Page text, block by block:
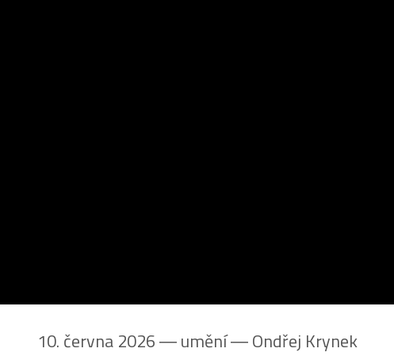
10. června 2026 ― umění ―Ondřej Krynek